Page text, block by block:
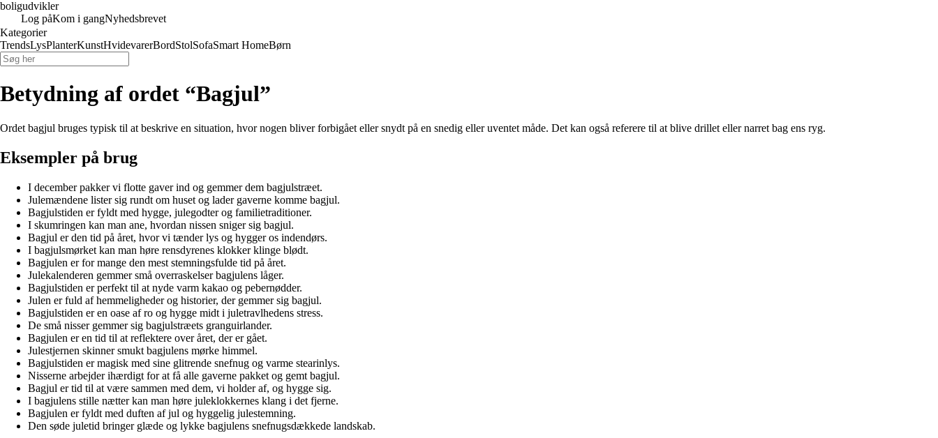
boligudvikler
Log påKom i gangNyhedsbrevet
Kategorier
TrendsLysPlanterKunstHvidevarerBordStolSofaSmart HomeBørn
Betydning af ordet “Bagjul”
Ordet bagjul bruges typisk til at beskrive en situation, hvor nogen bliver forbigået eller snydt på en snedig eller uventet måde. Det kan også referere til at blive drillet eller narret bag ens ryg.
Eksempler på brug
I december pakker vi flotte gaver ind og gemmer dem bagjulstræet.
Julemændene lister sig rundt om huset og lader gaverne komme bagjul.
Bagjulstiden er fyldt med hygge, julegodter og familietraditioner.
I skumringen kan man ane, hvordan nissen sniger sig bagjul.
Bagjul er den tid på året, hvor vi tænder lys og hygger os indendørs.
I bagjulsmørket kan man høre rensdyrenes klokker klinge blødt.
Bagjulen er for mange den mest stemningsfulde tid på året.
Julekalenderen gemmer små overraskelser bagjulens låger.
Bagjulstiden er perfekt til at nyde varm kakao og pebernødder.
Julen er fuld af hemmeligheder og historier, der gemmer sig bagjul.
Bagjulstiden er en oase af ro og hygge midt i juletravlhedens stress.
De små nisser gemmer sig bagjulstræets granguirlander.
Bagjulen er en tid til at reflektere over året, der er gået.
Julestjernen skinner smukt bagjulens mørke himmel.
Bagjulstiden er magisk med sine glitrende snefnug og varme stearinlys.
Nisserne arbejder ihærdigt for at få alle gaverne pakket og gemt bagjul.
Bagjul er tid til at være sammen med dem, vi holder af, og hygge sig.
I bagjulens stille nætter kan man høre juleklokkernes klang i det fjerne.
Bagjulen er fyldt med duften af jul og hyggelig julestemning.
Den søde juletid bringer glæde og lykke bagjulens snefnugsdækkede landskab.